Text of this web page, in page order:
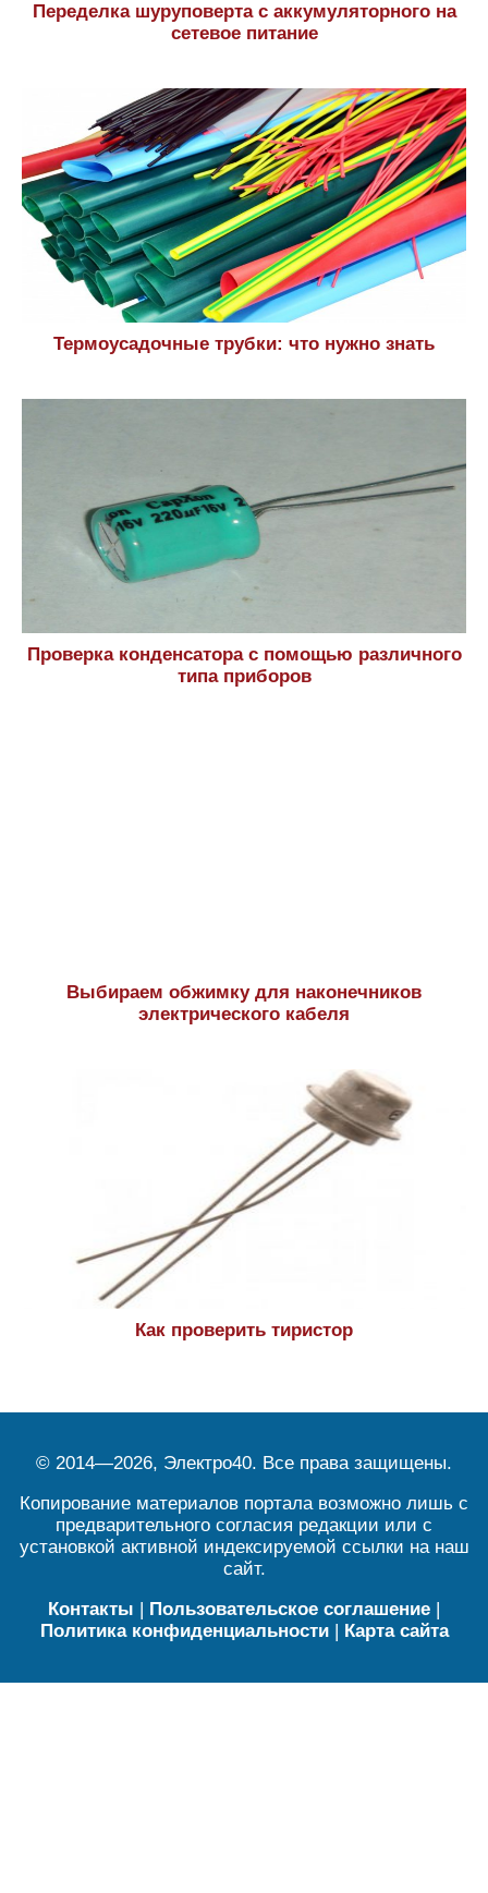
Переделка шуруповерта с аккумуляторного на
сетевое питание
Термоусадочные трубки: что нужно знать
Проверка конденсатора с помощью различного
типа приборов
Выбираем обжимку для наконечников
электрического кабеля
Как проверить тиристор
© 2014—2026, Электро40. Все права защищены.
Копирование материалов портала возможно лишь с
предварительного согласия редакции или с
установкой активной индексируемой ссылки на наш
сайт.
Контакты | Пользовательское соглашение |
Политика конфиденциальности| Карта сайта